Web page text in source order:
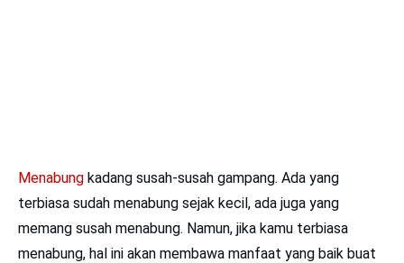
Menabung kadang susah-susah gampang. Ada yang
terbiasa sudah menabung sejak kecil, ada juga yang
memang susah menabung. Namun, jika kamu terbiasa
menabung, hal ini akan membawa manfaat yang baik buat